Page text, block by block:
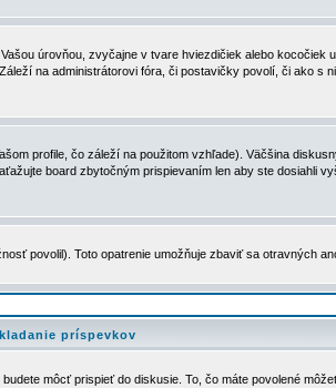
úrovňou, zvyčajne v tvare hviezdičiek alebo
na administrátorovi fóra, či postavičky povolí, či ako s
profile, čo záleží na použitom vzhľade). Väčšina
board zbytočným prispievaním len aby ste dosiahli
povolil). Toto opatrenie umožňuje zbaviť sa otravných
príspevkov
môcť prispieť do diskusie. To, čo máte povolené